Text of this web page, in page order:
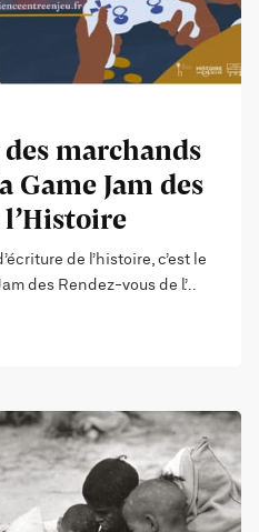
marchands
Game Jam des
de l’histoire, c’est le
des Rendez-vous de l’